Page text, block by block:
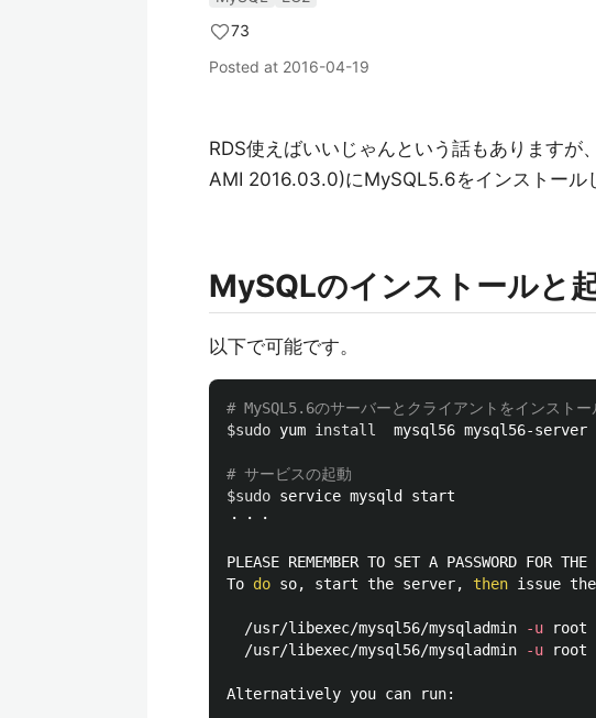
73
Posted at 2016-04-19
RDS使えばいいじゃんという話もあります
AMI 2016.03.0)にMySQL5.6をインストール
MySQLのインストールと
以下で可能です。
# MySQL5.6のサーバーとクライアントをインストー
$sudo yum install mysql56 mysql56-server
# サービスの起動
$sudo service mysqld start
・・・
PLEASE REMEMBER TO SET A PASSWORD FOR
To do so, start the server, then issue the
  /usr/libexec/mysql56/mysqladmin
-u root
  /usr/libexec/mysql56/mysqladmin
-u root
Alternatively you can run: